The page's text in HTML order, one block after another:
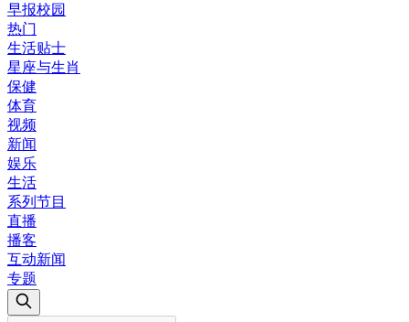
早报校园
热门
生活贴士
星座与生肖
保健
体育
视频
新闻
娱乐
生活
系列节目
直播
播客
互动新闻
专题